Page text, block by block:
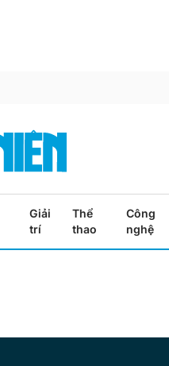
Giải
trí
Thể
thao
Công
nghệ